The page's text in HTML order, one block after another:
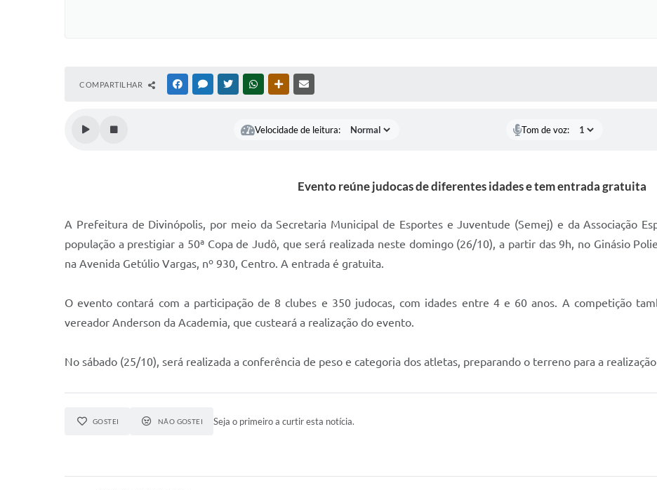
COMPARTILHAR FACEBOOKMESSENGER
TWITTERWHATSAPPOUTRAS MÍDIAS
Velocidade de leitura: Tom de voz:
Evento reúne judocas de diferentes idades e tem entrada gratuita
A Prefeitura de Divinópolis, por meio da Secretaria Municipal de Esportes e Juventude (Semej) e da Associação
população a prestigiar a 50ª Copa de Judô, que será realizada neste domingo (26/10), a partir das 9h, no Ginásio
na Avenida Getúlio Vargas, nº 930, Centro. A entrada é gratuita.
O evento contará com a participação de 8 clubes e 350 judocas, com idades entre 4 e 60 anos. A competição
vereador Anderson da Academia, que custeará a realização do evento.
No sábado (25/10), será realizada a conferência de peso e categoria dos atletas, preparando o terreno para a
GOSTEI NÃO GOSTEI Seja o primeiro a curtir esta notícia.